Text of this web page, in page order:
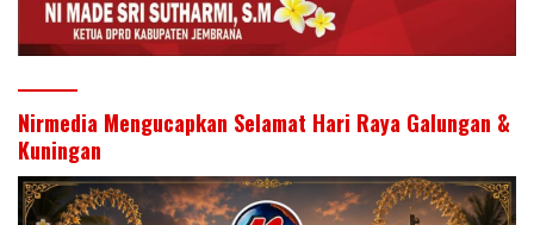
Nirmedia Mengucapkan Selamat Hari Raya Galungan &
Kuningan